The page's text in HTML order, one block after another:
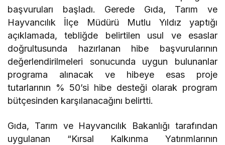
başvuruları başladı. Gerede Gıda, Tarım ve
Hayvancılık İlçe Müdürü Mutlu Yıldız yaptığı
açıklamada, tebliğde belirtilen usul ve esaslar
doğrultusunda hazırlanan hibe başvurularının
değerlendirilmeleri sonucunda uygun bulunanlar
programa alınacak ve hibeye esas proje
tutarlarının % 50’si hibe desteği olarak program
bütçesinden karşılanacağını belirtti.
Gıda, Tarım ve Hayvancılık Bakanlığı tarafından
uygulanan “Kırsal Kalkınma Yatırımlarının